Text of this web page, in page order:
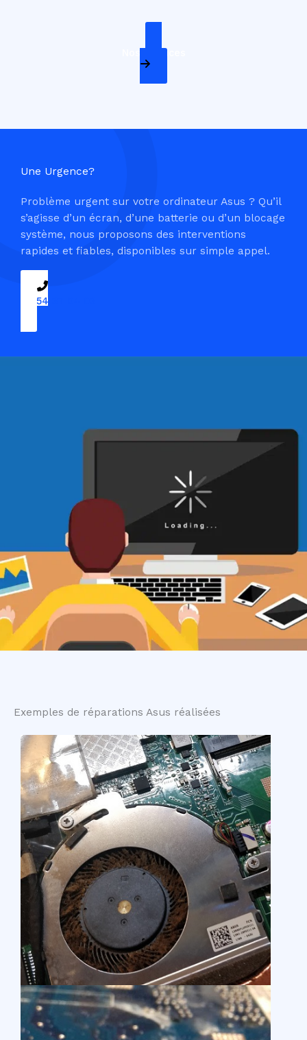
Nos Services
Une Urgence?
Problème urgent sur votre ordinateur Asus ? Qu’il
s’agisse d’un écran, d’une batterie ou d’un blocage
système, nous proposons des interventions
rapides et fiables, disponibles sur simple appel.
09 54 37 04 03
Exemples de réparations Asus réalisées